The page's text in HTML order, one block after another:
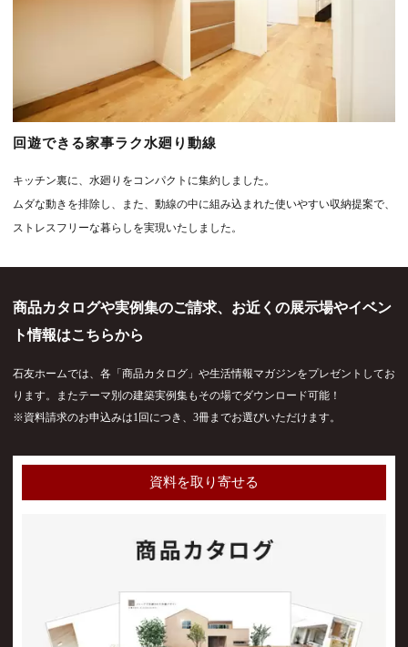
回遊できる家事ラク水廻り動線
キッチン裏に、水廻りをコンパクトに集約しました。
ムダな動きを排除し、また、動線の中に組み込まれた使いやすい収納提案で、
ストレスフリーな暮らしを実現いたしました。
商品カタログや実例集のご請求、お近くの展示場やイベン
ト情報はこちらから
石友ホームでは、各「商品カタログ」や生活情報マガジンをプレゼントしてお
ります。またテーマ別の建築実例集もその場でダウンロード可能！
※資料請求のお申込みは1回につき、3冊までお選びいただけます。
資料を取り寄せる